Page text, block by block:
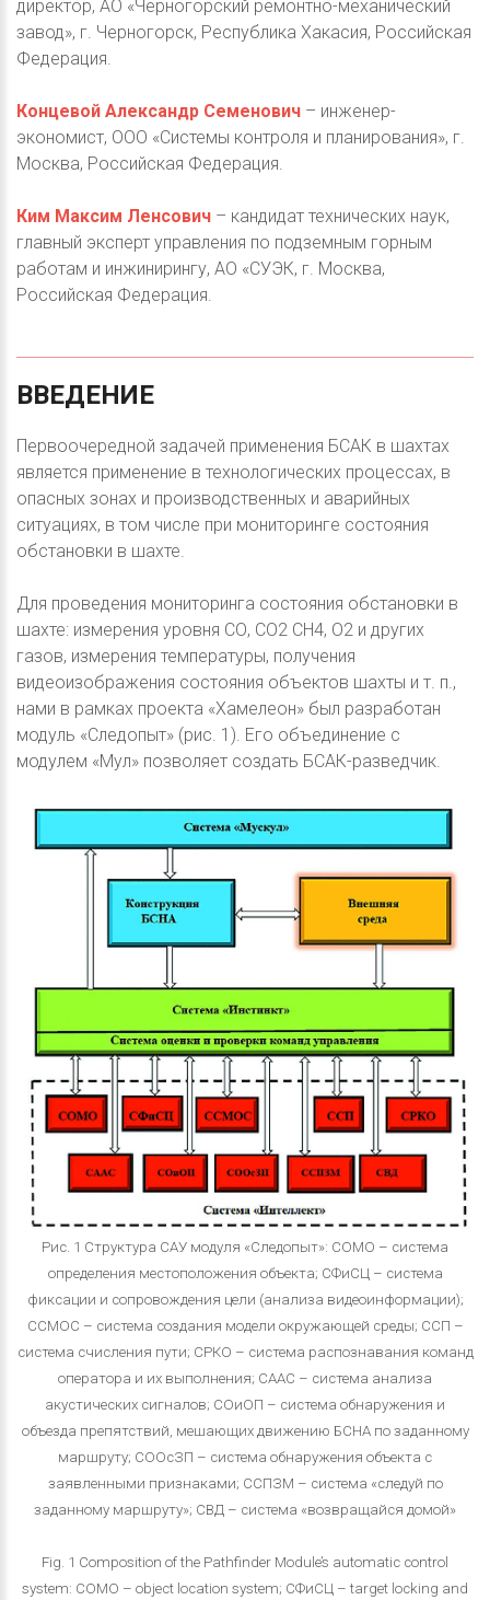
директор, АО «Черногорский ремонтно-механический
завод», г. Черногорск, Республика Хакасия, Российская
Федерация.
Концевой Александр Семенович – инженер-
экономист, ООО «Системы контроля и планирования», г.
Москва, Российская Федерация.
Ким Максим Ленсович – кандидат технических наук,
главный эксперт управления по подземным горным
работам и инжинирингу, АО «СУЭК, г. Москва,
Российская Федерация.
ВВЕДЕНИЕ
Первоочередной задачей применения БСАК в шахтах
является применение в технологических процессах, в
опасных зонах и производственных и аварийных
ситуациях, в том числе при мониторинге состояния
обстановки в шахте.
Для проведения мониторинга состояния обстановки в
шахте: измерения уровня СО, СО2 СH4, О2 и других
газов, измерения температуры, получения
видеоизображения состояния объектов шахты и т. п.,
нами в рамках проекта «Хамелеон» был разработан
модуль «Следопыт» (рис. 1). Его объединение с
модулем «Мул» позволяет создать БСАК-разведчик.
Рис. 1 Структура САУ модуля «Следопыт»: СОМО – система
определения местоположения объекта; СФиСЦ – система
фиксации и сопровождения цели (анализа видеоинформации);
ССМОС – система создания модели окружающей среды; ССП –
система счисления пути; СРКО – система распознавания команд
оператора и их выполнения; СААС – система анализа
акустических сигналов; СОиОП – система обнаружения и
объезда препятствий, мешающих движению БСНА по заданному
маршруту; СООсЗП – система обнаружения объекта с
заявленными признаками; ССПЗМ – система «следуй по
заданному маршруту»; СВД – система «возвращайся домой»
Fig. 1 Composition of the Pathfinder Module’s automatic control
system: СОМО – object location system; СФиСЦ – target locking and